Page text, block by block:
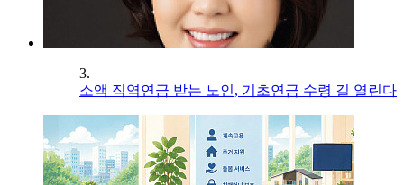
3.
소액 직역연금 받는 노인, 기초연금 수령 길 열린다